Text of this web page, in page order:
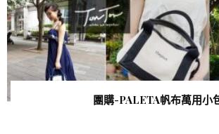
團購-PALETA帆布萬用小